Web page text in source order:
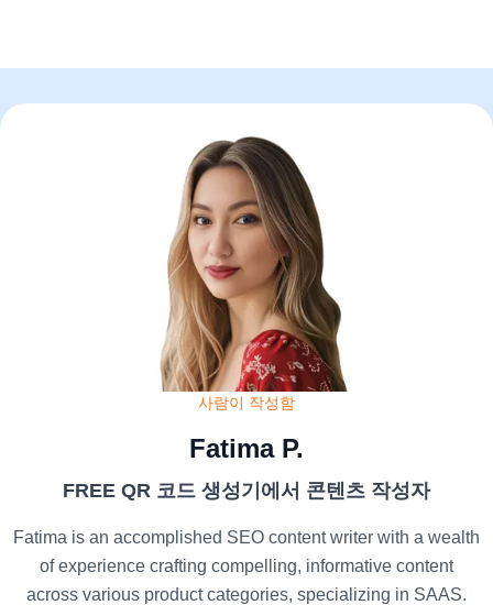
사람이 작성함
Fatima P.
FREE QR 코드 생성기에서 콘텐츠 작성자
Fatima is an accomplished SEO content writer with a wealth
of experience crafting compelling, informative content
across various product categories, specializing in SAAS.